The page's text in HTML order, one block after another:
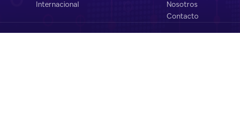
Internacional
Nosotros
Contacto